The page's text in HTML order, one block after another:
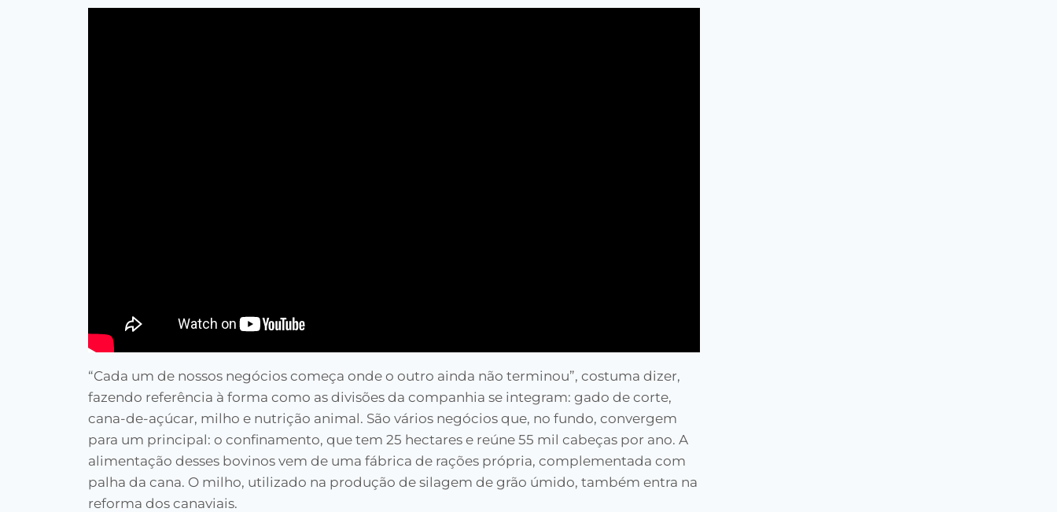
“Cada um de nossos negócios começa onde o outro ainda não terminou”, costuma dizer,
fazendo referência à forma como as divisões da companhia se integram: gado de corte,
cana-de-açúcar, milho e nutrição animal. São vários negócios que, no fundo, convergem
para um principal: o confinamento, que tem 25 hectares e reúne 55 mil cabeças por ano. A
alimentação desses bovinos vem de uma fábrica de rações própria, complementada com
palha da cana. O milho, utilizado na produção de silagem de grão úmido, também entra na
reforma dos canaviais.